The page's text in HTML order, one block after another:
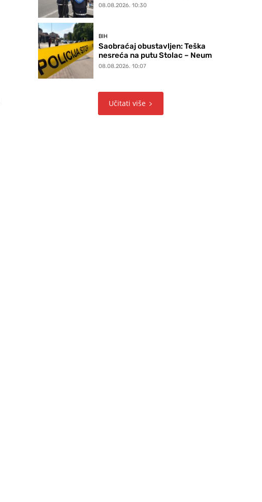
08.08.2026. 10:30
BIH
Saobraćaj obustavljen: Teška
nesreća na putu Stolac – Neum
08.08.2026. 10:07
Učitati više